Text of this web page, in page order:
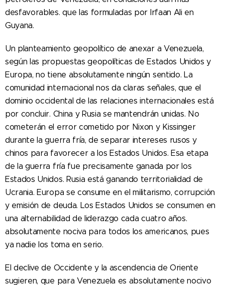
desfavorables. que las formuladas por Irfaan Ali en
Guyana.
Un planteamiento geopolítico de anexar a Venezuela,
según las propuestas geopolíticas de Estados Unidos y
Europa, no tiene absolutamente ningún sentido. La
comunidad internacional nos da claras señales, que el
dominio occidental de las relaciones internacionales está
por concluir. China y Rusia se mantendrán unidas. No
cometerán el error cometido por Nixon y Kissinger
durante la guerra fría, de separar intereses rusos y
chinos para favorecer a los Estados Unidos. Esa etapa
de la guerra fría fue precisamente ganada por los
Estados Unidos. Rusia está ganando territorialidad de
Ucrania. Europa se consume en el militarismo, corrupción
y emisión de deuda. Los Estados Unidos se consumen en
una alternabilidad de liderazgo cada cuatro años.
absolutamente nociva para todos los americanos, pues
ya nadie los toma en serio.
El declive de Occidente y la ascendencia de Oriente
sugieren, que para Venezuela es absolutamente nocivo